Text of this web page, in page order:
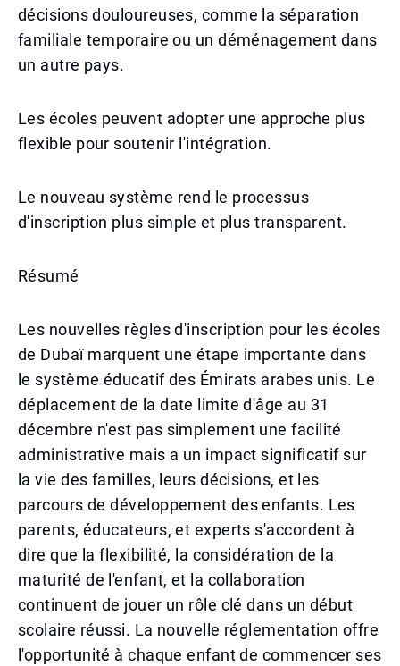
décisions douloureuses, comme la séparation
familiale temporaire ou un déménagement dans
un autre pays.
Les écoles peuvent adopter une approche plus
flexible pour soutenir l'intégration.
Le nouveau système rend le processus
d'inscription plus simple et plus transparent.
Résumé
Les nouvelles règles d'inscription pour les écoles
de Dubaï marquent une étape importante dans
le système éducatif des Émirats arabes unis. Le
déplacement de la date limite d'âge au 31
décembre n'est pas simplement une facilité
administrative mais a un impact significatif sur
la vie des familles, leurs décisions, et les
parcours de développement des enfants. Les
parents, éducateurs, et experts s'accordent à
dire que la flexibilité, la considération de la
maturité de l'enfant, et la collaboration
continuent de jouer un rôle clé dans un début
scolaire réussi. La nouvelle réglementation offre
l'opportunité à chaque enfant de commencer ses